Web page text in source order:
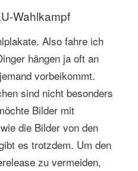
Wahlkampf
Also fahre ich
hängen ja oft an
vorbeikommt.
sind nicht besonders
Bilder mit
die Bilder von den
es trotzdem. Um den
zu vermeiden,